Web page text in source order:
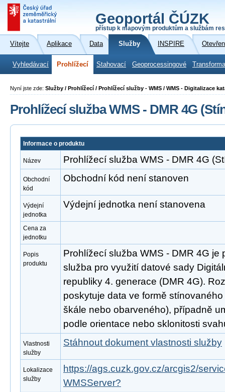
Geoportál ČÚZK
přístup k mapovým produktům a službám
Vítejte Aplikace Data Služby INSPIRE
Vyhledávací Prohlížecí Stahovací Geoprocessingové
Nyní jste zde: Služby / Prohlížecí / Prohlížecí služby - WMS / WMS - Digitalizace
Prohlížecí služba WMS - DMR 4G
Informace o produktu
Název Prohlížecí služba WMS - DMR 4G
Obchodní
kód
Obchodní kód není stanoven
Výdejní
jednotka
Výdejní jednotka není stanovena
Cena za
jednotku
Popis
produktu
Prohlížecí služba WMS - DMR 4G je
služba pro využití datové sady
republiky 4. generace (DMR 4G).
poskytuje data ve formě
škále nebo obarveného), případně
podle orientace nebo sklonitosti
Vlastnosti
služby
Stáhnout dokument vlastnosti služby
Lokalizace
služby
https://ags.cuzk.gov.cz/arcgis2/
WMSServer?